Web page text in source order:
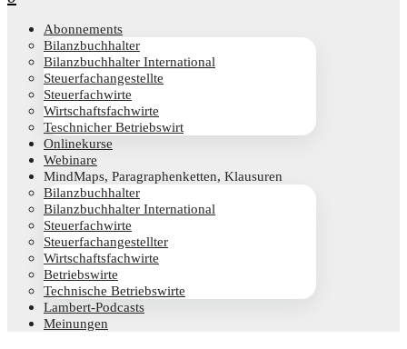
Abon­ne­ments
Bilanz­buch­hal­ter
Bilanz­buch­hal­ter International
Steu­er­fach­an­ge­stell­te
Steu­er­fach­wir­te
Wirt­schafts­fach­wir­te
Teschni­cher Betriebswirt
Online­kur­se
Web­i­na­re
Mind­Maps, Para­gra­phen­ket­ten, Klausuren
Bilanz­buch­hal­ter
Bilanz­buch­hal­ter International
Steu­er­fach­wir­te
Steu­er­fach­an­ge­stell­ter
Wirt­schafts­fach­wir­te
Betriebs­wir­te
Tech­ni­sche Betriebswirte
Lam­­bert-Pod­­casts
Mei­nun­gen